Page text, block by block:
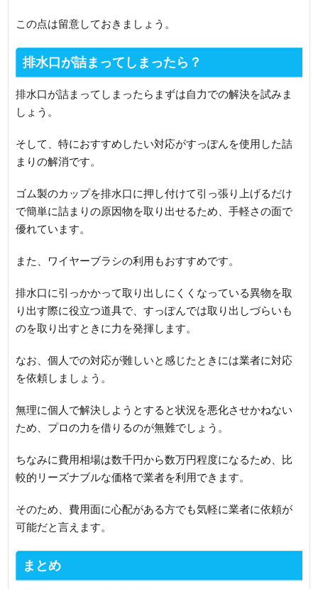
この点は留意しておきましょう。
排水口が詰まってしまったら？
排水口が詰まってしまったらまずは自力での解決を試みま
しょう。
そして、特におすすめしたい対応がすっぽんを使用した詰
まりの解消です。
ゴム製のカップを排水口に押し付けて引っ張り上げるだけ
で簡単に詰まりの原因物を取り出せるため、手軽さの面で
優れています。
また、ワイヤーブラシの利用もおすすめです。
排水口に引っかかって取り出しにくくなっている異物を取
り出す際に役立つ道具で、すっぽんでは取り出しづらいも
のを取り出すときに力を発揮します。
なお、個人での対応が難しいと感じたときには業者に対応
を依頼しましょう。
無理に個人で解決しようとすると状況を悪化させかねない
ため、プロの力を借りるのが無難でしょう。
ちなみに費用相場は数千円から数万円程度になるため、比
較的リーズナブルな価格で業者を利用できます。
そのため、費用面に心配がある方でも気軽に業者に依頼が
可能だと言えます。
まとめ